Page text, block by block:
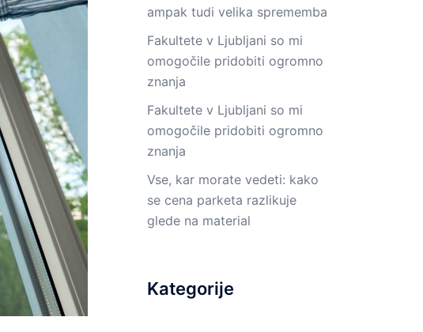
ampak tudi velika sprememba
Fakultete v Ljubljani so mi
omogočile pridobiti ogromno
znanja
Fakultete v Ljubljani so mi
omogočile pridobiti ogromno
znanja
Vse, kar morate vedeti: kako
se cena parketa razlikuje
glede na material
Kategorije